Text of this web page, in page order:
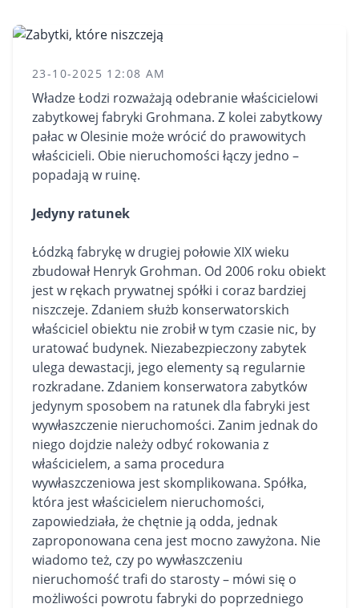
23-10-2025 12:08 AM
Władze Łodzi rozważają odebranie właścicielowi
zabytkowej fabryki Grohmana. Z kolei zabytkowy
pałac w Olesinie może wrócić do prawowitych
właścicieli. Obie nieruchomości łączy jedno –
popadają w ruinę.
Jedyny ratunek
Łódzką fabrykę w drugiej połowie XIX wieku
zbudował Henryk Grohman. Od 2006 roku obiekt
jest w rękach prywatnej spółki i coraz bardziej
niszczeje. Zdaniem służb konserwatorskich
właściciel obiektu nie zrobił w tym czasie nic, by
uratować budynek. Niezabezpieczony zabytek
ulega dewastacji, jego elementy są regularnie
rozkradane. Zdaniem konserwatora zabytków
jedynym sposobem na ratunek dla fabryki jest
wywłaszczenie nieruchomości. Zanim jednak do
niego dojdzie należy odbyć rokowania z
właścicielem, a sama procedura
wywłaszczeniowa jest skomplikowana. Spółka,
która jest właścicielem nieruchomości,
zapowiedziała, że chętnie ją odda, jednak
zaproponowana cena jest mocno zawyżona. Nie
wiadomo też, czy po wywłaszczeniu
nieruchomość trafi do starosty – mówi się o
możliwości powrotu fabryki do poprzedniego